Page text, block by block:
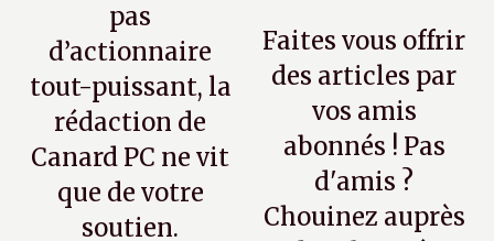
pas
d’actionnaire
tout-puissant, la
rédaction de
Canard PC ne vit
que de votre
soutien.
Faites vous offrir
des articles par
vos amis
abonnés ! Pas
d'amis ?
Chouinez auprès